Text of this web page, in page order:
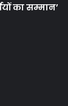
का सम्मान’